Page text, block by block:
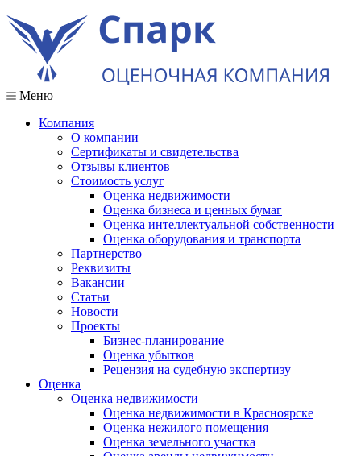
Меню
Компания
О компании
Сертификаты и свидетельства
Отзывы клиентов
Стоимость услуг
Оценка недвижимости
Оценка бизнеса и ценных бумаг
Оценка интеллектуальной собственности
Оценка оборудования и транспорта
Партнерство
Реквизиты
Вакансии
Статьи
Новости
Проекты
Бизнес-планирование
Оценка убытков
Рецензия на судебную экспертизу
Оценка
Оценка недвижимости
Оценка недвижимости в Красноярске
Оценка нежилого помещения
Оценка земельного участка